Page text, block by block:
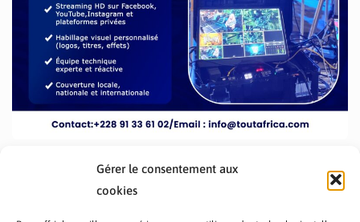
Gérer le consentement aux
cookies